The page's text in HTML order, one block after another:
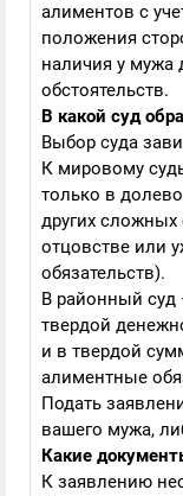
алиментов с
положения
наличия у мужа
обстоятельств.
В какой суд
Выбор суда
К мировому
только в
других сложных
отцовстве или
обязательств).
В районный суд
твердой
и в твердой
алиментные
Подать
вашего мужа,
Какие
К заявлению